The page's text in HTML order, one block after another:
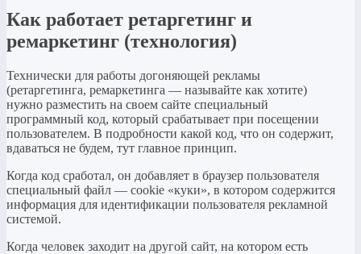
Как работает ретаргетинг и
ремаркетинг (технология)
Технически для работы догоняющей рекламы
(ретаргетинга, ремаркетинга — называйте как хотите)
нужно разместить на своем сайте специальный
программный код, который срабатывает при посещении
пользователем. В подробности какой код, что он содержит,
вдаваться не будем, тут главное принцип.
Когда код сработал, он добавляет в браузер пользователя
специальный файл — cookie «куки», в котором содержится
информация для идентификации пользователя рекламной
системой.
Когда человек заходит на другой сайт, на котором есть